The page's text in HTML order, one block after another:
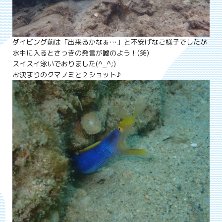
ダイビング前は「出来るかなぁ…」と不安げなご様子でしたが
水中に入るとさっきの発言が嘘のよう！(笑)
スイスイ泳いでおりました(^_^;)
お決まりのクマノミと２ショット♪